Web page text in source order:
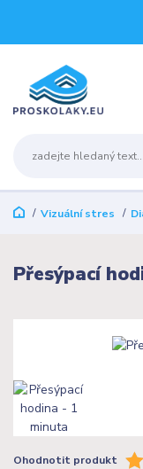
Vizuální stres
Přesýpací
Ohodnotit produkt